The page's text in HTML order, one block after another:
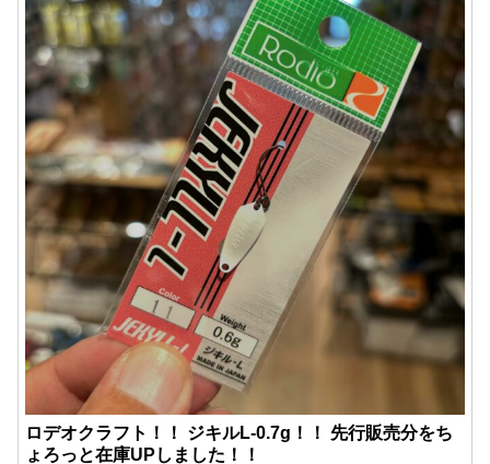
ロデオクラフト！！ ジキルL-0.7g！！ 先行販売分をち
ょろっと在庫UPしました！！